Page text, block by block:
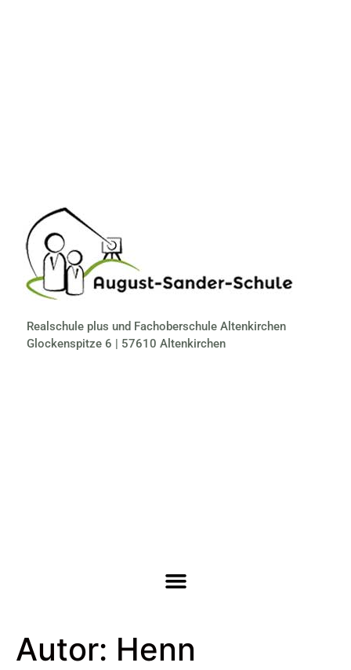
Realschule plus und Fachoberschule Altenkirchen
Glockenspitze 6 | 57610 Altenkirchen
Autor: Henn